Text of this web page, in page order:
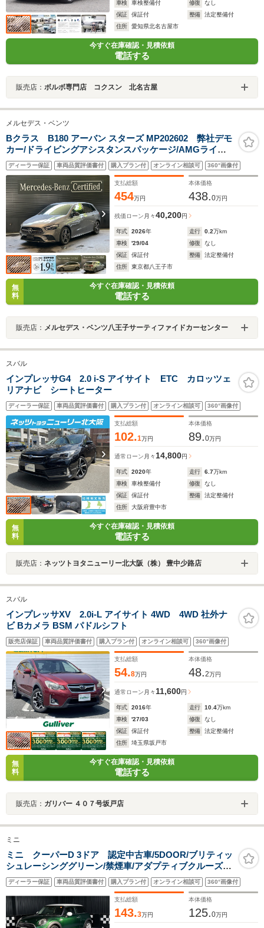
車検 車検整備付 修復
なし
保証
保証付 整備
法定整備付
住所
愛知県北名古屋市
今すぐ在庫確認・見積依頼
電話する
販売店： ボルボ専門店 コクスン 北名古屋
メルセデス・ベンツ
Bクラス B180 アーバン スターズ MP202602 弊社デモ
カー/ドライビングアシスタンスパッケージ/AMGライン/
ナイトパッケージ/レザーARTICO・MICROCUTシート/ア
ドバンスドサウンドシステム/MBUX AR ナビゲーション/
フットトランクオープナー
ディーラー保証 車両品質評価書付 購入プラン付 オンライン相談可 360°画像付
支払総額
454万円
本体価格
438.0万円
残価ローン 月々40,200円
年式 2026年 走行 0.2万km
車検
'29/04 修復
なし
保証
保証付 整備
法定整備付
住所
東京都八王子市
無
料
今すぐ在庫確認・見積依頼
電話する
販売店： メルセデス・ベンツ八王子サーティファイドカーセンター
スバル
インプレッサG4 2.0 i-S アイサイト ETC カロッツェ
リアナビ シートヒーター
ディーラー保証 車両品質評価書付 購入プラン付 オンライン相談可 360°画像付
支払総額
102.1万円
本体価格
89.0万円
通常ローン 月々14,800円
年式 2020年 走行 6.7万km
車検
車検整備付 修復
なし
保証
保証付 整備
法定整備付
住所
大阪府豊中市
無
料
今すぐ在庫確認・見積依頼
電話する
販売店： ネッツトヨタニューリー北大阪（株） 豊中少路店
スバル
インプレッサXV 2.0i-L アイサイト 4WD 4WD 社外ナ
ビ Bカメラ BSM パドルシフト
販売店保証 車両品質評価書付 購入プラン付 オンライン相談可 360°画像付
支払総額
54.8万円
本体価格
48.2万円
通常ローン 月々 11,600円
年式 2016年 走行 10.4万km
車検
'27/03 修復
なし
保証
保証付 整備
法定整備付
住所
埼玉県坂戸市
無
料
今すぐ在庫確認・見積依頼
電話する
販売店： ガリバー ４０７号坂戸店
ミニ
ミニ クーパーD 3ドア 認定中古車/5DOOR/ブリティッ
シュレーシンググリーン/禁煙車/アダプティブクルーズコ
ントロール/衝突軽減ブレーキ/純正ナビゲーション/純正バ
ックカメラ
ディーラー保証 車両品質評価書付 購入プラン付 オンライン相談可 360°画像付
支払総額
143.3万円
本体価格
125.0万円